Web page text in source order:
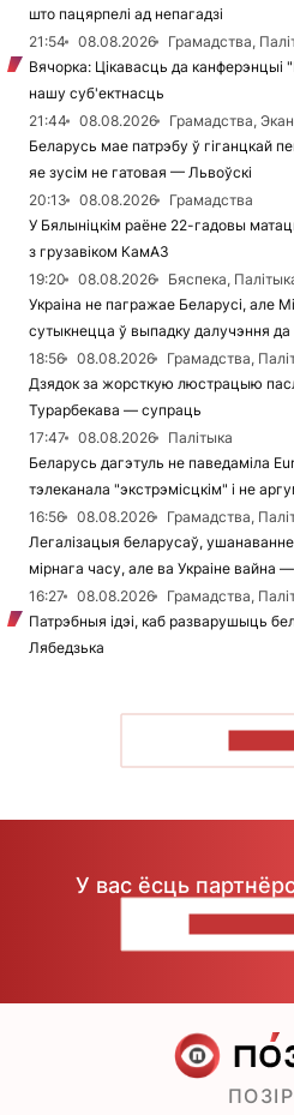
што пацярпелі ад непагадзі
21:54
08.08.2026
Грамадства,
Вячорка: Цікавасць да
нашу суб'ектнасць
21:44
08.08.2026
Грамадства,
Беларусь мае патрэбу ў гіганцкай
яе зусім не гатовая — Львоўскі
20:13
08.08.2026
Грамадства
У Бялыніцкім раёне 22-гадовы
з грузавіком КамАЗ
19:20
08.08.2026
Бяспека,
Украіна не пагражае Беларусі, але
сутыкнецца ў выпадку далучэння
18:56
08.08.2026
Грамадства,
Дзядок за жорсткую люстрацыю
Турарбекава — супраць
17:47
08.08.2026
Палітыка
Беларусь дагэтуль не паведаміла
тэлеканала "экстрэмісцкім" і не
16:56
08.08.2026
Грамадства,
Легалізацыя беларусаў,
мірнага часу, але ва Украіне вайна
16:27
08.08.2026
Грамадства,
Патрэбныя ідэі, каб разварушыць
Лябедзька
У вас ёсць